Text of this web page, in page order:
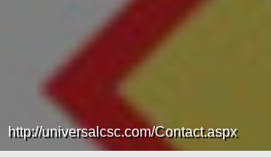
http://universalcsc.com/Contact.aspx